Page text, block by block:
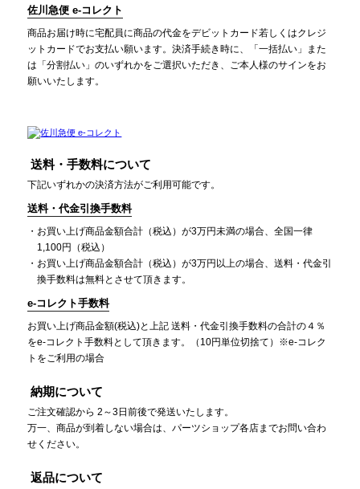
佐川急便 e-コレクト
商品お届け時に宅配員に商品の代金をデビットカード若しくはクレジ
ットカードでお支払い願います。決済手続き時に、「一括払い」また
は「分割払い」のいずれかをご選択いただき、ご本人様のサインをお
願いいたします。
送料・手数料について
下記いずれかの決済方法がご利用可能です。
送料・代金引換手数料
お買い上げ商品金額合計（税込）が3万円未満の場合、全国一律
1,100円（税込）
お買い上げ商品金額合計（税込）が3万円以上の場合、送料・代金引
換手数料は無料とさせて頂きます。
e-コレクト手数料
お買い上げ商品金額(税込)と上記 送料・代金引換手数料の合計の４％
をe-コレクト手数料として頂きます。（10円単位切捨て）※e-コレク
トをご利用の場合
納期について
ご注文確認から 2～3日前後で発送いたします。
万一、商品が到着しない場合は、パーツショップ各店までお問い合わ
せください。
返品について